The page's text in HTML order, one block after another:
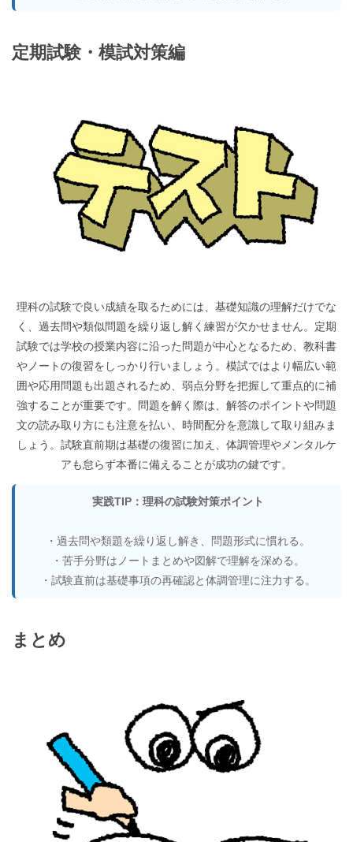
定期試験・模試対策編
理科の試験で良い成績を取るためには、基礎知識の理解だけでな
く、過去問や類似問題を繰り返し解く練習が欠かせません。定期
試験では学校の授業内容に沿った問題が中心となるため、教科書
やノートの復習をしっかり行いましょう。模試ではより幅広い範
囲や応用問題も出題されるため、弱点分野を把握して重点的に補
強することが重要です。問題を解く際は、解答のポイントや問題
文の読み取り方にも注意を払い、時間配分を意識して取り組みま
しょう。試験直前期は基礎の復習に加え、体調管理やメンタルケ
アも怠らず本番に備えることが成功の鍵です。
実践TIP：理科の試験対策ポイント
・過去問や類題を繰り返し解き、問題形式に慣れる。
・苦手分野はノートまとめや図解で理解を深める。
・試験直前は基礎事項の再確認と体調管理に注力する。
まとめ